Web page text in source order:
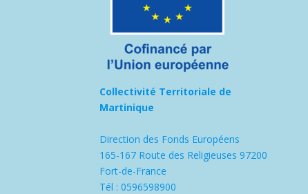
Collectivité Territoriale de
Martinique
Direction des Fonds Européens
165-167 Route des Religieuses 97200
Fort-de-France
Tél : 0596598900